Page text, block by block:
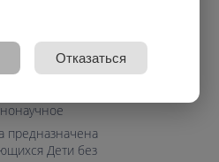
11 лет
предназначена
Дети без
Отказаться